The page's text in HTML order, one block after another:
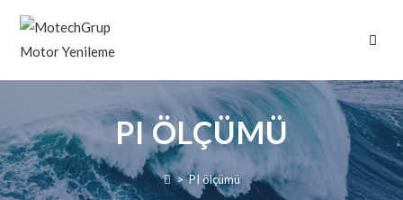
PI ÖLÇÜMÜ
> PI ölçümü